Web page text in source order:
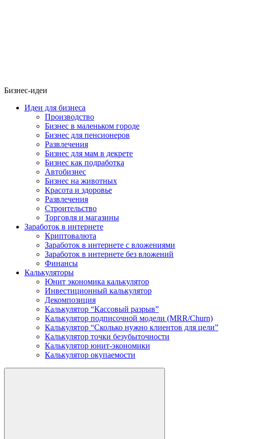
Бизнес-идеи
Идеи для бизнеса
Производство
Бизнес в маленьком городе
Бизнес для пенсионеров
Развлечения
Бизнес для мам в декрете
Бизнес как подработка
Автобизнес
Бизнес на животных
Красота и здоровье
Развлечения
Строительство
Торговля и магазины
Заработок в интернете
Криптовалюта
Заработок в интернете c вложениями
Заработок в интернете без вложений
Финансы
Калькуляторы
Юнит экономика калькулятор
Инвестиционный калькулятор
Декомпозиция
Калькулятор “Кассовый разрыв”
Калькулятор подписочной модели (MRR/Churn)
Калькулятор “Сколько нужно клиентов для цели”
Калькулятор точки безубыточности
Калькулятор юнит-экономики
Калькулятор окупаемости